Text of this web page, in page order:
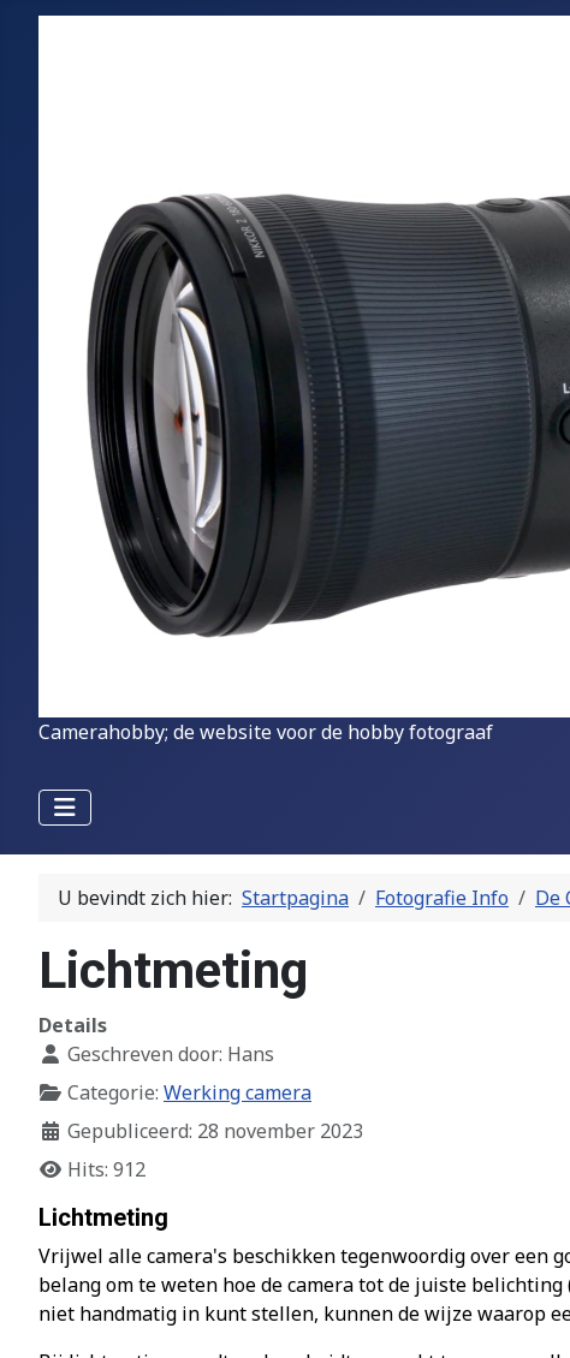
Camerahobby; de website voor de hobby fotograaf
U bevindt zich hier: Startpagina Fotografie Info De
Lichtmeting
Details
Geschreven door: Hans
Categorie: Werking camera
Gepubliceerd: 28 november 2023
Hits: 912
Lichtmeting
Vrijwel alle camera's beschikken tegenwoordig over een
belang om te weten hoe de camera tot de juiste
niet handmatig in kunt stellen, kunnen de wijze waarop